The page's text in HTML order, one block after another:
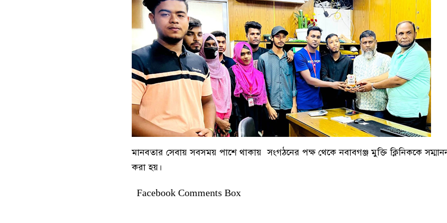
মানবতার সেবায় সবসময় পাশে থাকায় সংগঠনের পক্ষ থেকে নবাবগঞ্জ মুক্তি ক্লিনিককে
করা হয়।
Facebook Comments Box